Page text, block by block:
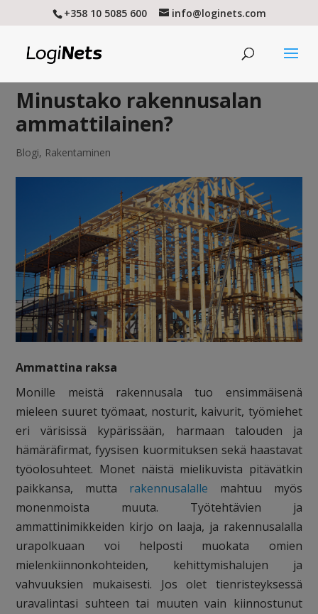
+358 10 5085 600 info@loginets.com
Minustako rakennusalan
ammattilainen?
Blogi, Rakentaminen
Ammattina raksa
Monille meistä rakennusala tuo ensimmäisenä
mieleen suuret työmaat, nosturit, kaivurit, työmiehet
eri värisissä kypärissään, harmaan talouden ja
hämäräfirmat, fyysisen kuormituksen sekä haastavat
työolosuhteet. Monet näistä mielikuvista pitävätkin
paikkansa, mutta rakennusalalle mahtuu myös
monenmoista muuta. Työtehtävien ja
ammattinimikkeiden kirjo on laaja, ja rakennusalalla
urapolkuaan voi helposti muokata omien
mielenkiinnonkohteiden, kehittymishalujen ja
vahvuuksien mukaisesti. Jos olet tienristeyksessä
uravalintasi suhteen tai muuten vain kiinnostunut